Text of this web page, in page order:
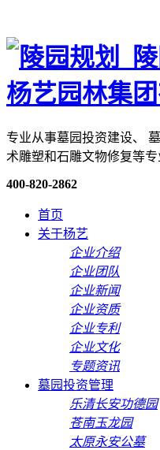
专业从事墓园投资建设、
术雕塑和石雕文物修复等专
400-820-2862
首页
关于杨艺
企业介绍
企业团队
企业新闻
企业资质
企业专利
企业文化
专题资讯
墓园投资管理
乐清长安功德园
苍南玉龙园
太原永安公墓